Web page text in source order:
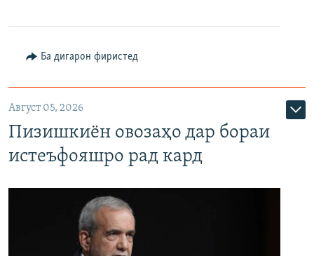
Ба дигарон фиристед
Август 05, 2026
Пизишкиён овозаҳо дар бораи
истеъфояшро рад кард